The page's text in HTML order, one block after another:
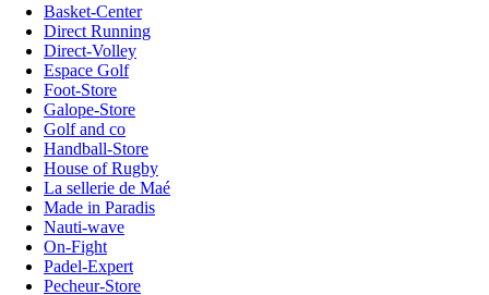
Basket-Center
Direct Running
Direct-Volley
Espace Golf
Foot-Store
Galope-Store
Golf and co
Handball-Store
House of Rugby
La sellerie de Maé
Made in Paradis
Nauti-wave
On-Fight
Padel-Expert
Pecheur-Store